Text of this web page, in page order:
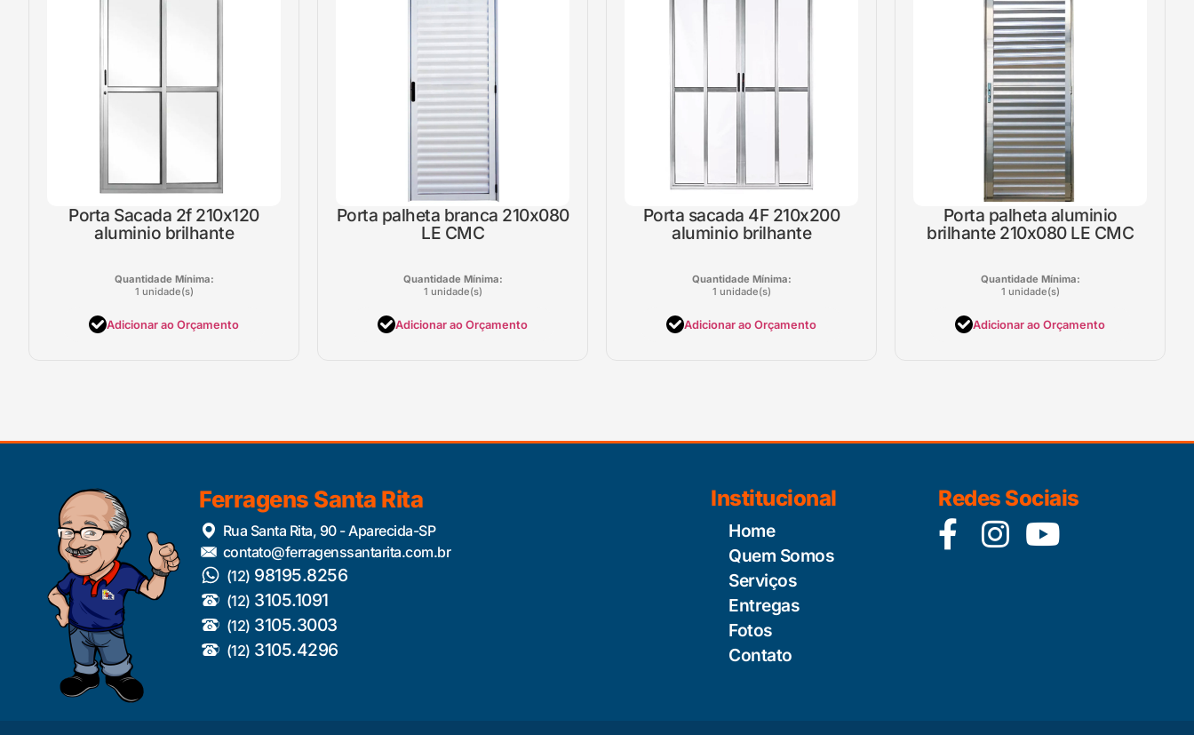
Porta Sacada 2f 210x120
aluminio brilhante
Quantidade Mínima:
1 unidade(s)
Adicionar ao Orçamento
Porta palheta branca 210x080
LE CMC
Quantidade Mínima:
1 unidade(s)
Adicionar ao Orçamento
Porta sacada 4F 210x200
aluminio brilhante
Quantidade Mínima:
1 unidade(s)
Adicionar ao Orçamento
Porta palheta aluminio
brilhante 210x080 LE CMC
Quantidade Mínima:
1 unidade(s)
Adicionar ao Orçamento
Ferragens Santa Rita
Rua Santa Rita, 90 - Aparecida-SP
contato@ferragenssantarita.com.br
(12) 98195.8256
(12) 3105.1091
(12) 3105.3003
(12) 3105.4296
Institucional
Home
Quem Somos
Serviços
Entregas
Fotos
Contato
Redes Sociais